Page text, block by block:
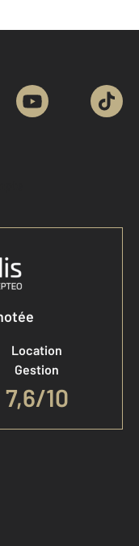
Location
Gestion
7,6/10